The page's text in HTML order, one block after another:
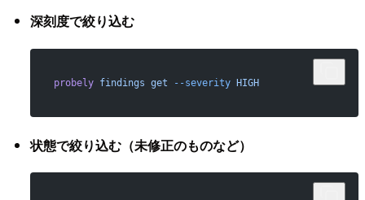
深刻度で絞り込む
probely findings get --severity HIGH
状態で絞り込む（未修正のものなど）